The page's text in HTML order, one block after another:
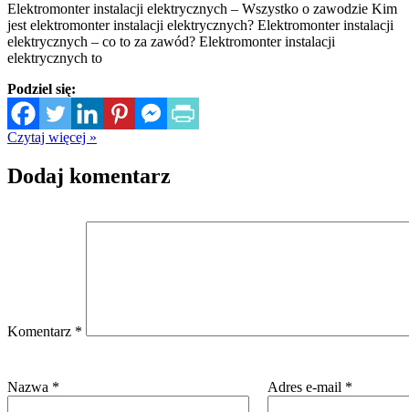
Elektromonter instalacji elektrycznych – Wszystko o zawodzie Kim
jest elektromonter instalacji elektrycznych? Elektromonter instalacji
elektrycznych – co to za zawód? Elektromonter instalacji
elektrycznych to
Podziel się:
Czytaj więcej »
Dodaj komentarz
Komentarz *
Nazwa * Adres e-mail *